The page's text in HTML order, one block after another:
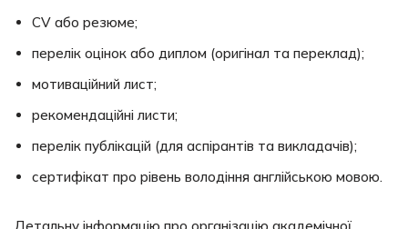
CV або резюме;
перелік оцінок або диплом (оригінал та переклад);
мотиваційний лист;
рекомендаційні листи;
перелік публікацій (для аспірантів та викладачів);
сертифікат про рівень володіння англійською мовою.